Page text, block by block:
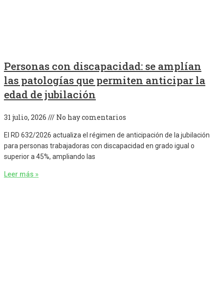
Personas con discapacidad: se amplían
las patologías que permiten anticipar la
edad de jubilación
31 julio, 2026 No hay comentarios
El RD 632/2026 actualiza el régimen de anticipación de la jubilación
para personas trabajadoras con discapacidad en grado igual o
superior a 45%, ampliando las
Leer más »